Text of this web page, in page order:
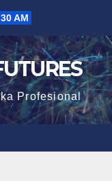
AM
Profesional